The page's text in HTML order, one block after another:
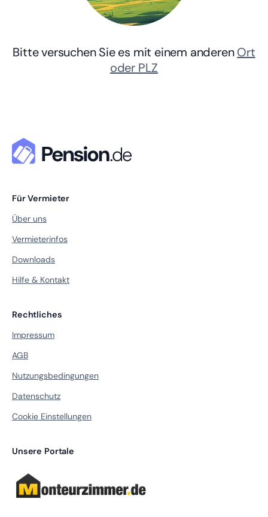
Bitte versuchen Sie es mit einem anderenOrt
oder PLZ
Für Vermieter
Über uns
Vermieterinfos
Downloads
Hilfe & Kontakt
Rechtliches
Impressum
AGB
Nutzungsbedingungen
Datenschutz
Cookie Einstellungen
Unsere Portale